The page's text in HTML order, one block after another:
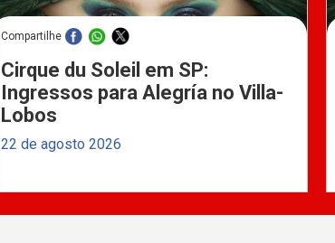
Compartilhe
Cirque du Soleil em SP:
Ingressos para Alegría no Villa-
Lobos
22 de agosto 2026